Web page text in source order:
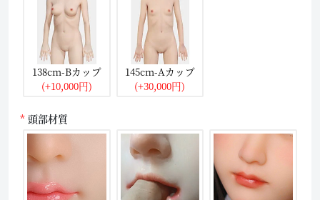
138cm-Bカップ
(+10,000円)
145cm-Aカップ
(+30,000円)
頭部材質